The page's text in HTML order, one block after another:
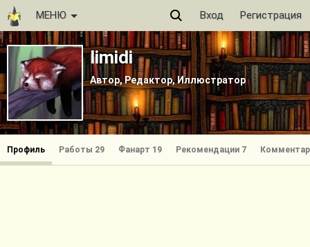
МЕНЮ Вход Регистрация
limidi
Автор, Редактор, Иллюстратор
Профиль Работы 29 Фанарт 19 Рекомендации 7